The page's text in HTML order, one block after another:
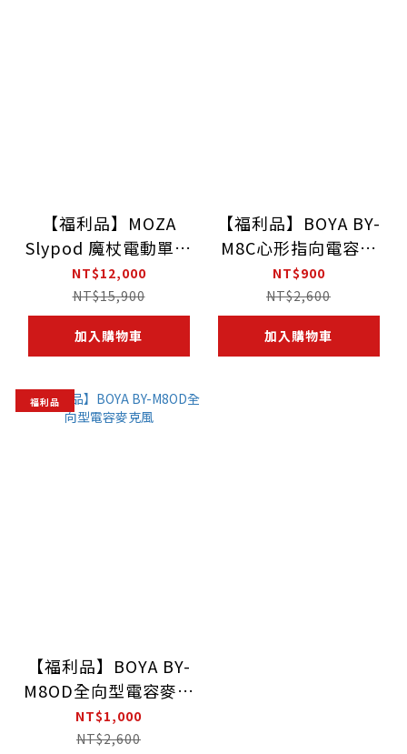
【福利品】MOZA
Slypod 魔杖電動單腳
架
NT$12,000
NT$15,900
加入購物車
【福利品】BOYA BY-
M8C心形指向電容麥
克風
NT$900
NT$2,600
加入購物車
福利品
【福利品】BOYA BY-
M8OD全向型電容麥克
風
NT$1,000
NT$2,600